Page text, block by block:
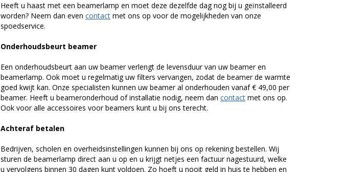
Heeft u haast met een beamerlamp en moet deze dezelfde dag nog bij u geïnstalleerd
worden? Neem dan even contact met ons op voor de mogelijkheden van onze
spoedservice.
Onderhoudsbeurt beamer
Een onderhoudsbeurt aan uw beamer verlengt de levensduur van uw beamer en
beamerlamp. Ook moet u regelmatig uw filters vervangen, zodat de beamer de warmte
goed kwijt kan. Onze specialisten kunnen uw beamer al onderhouden vanaf € 49,00 per
beamer. Heeft u beameronderhoud of installatie nodig, neem dan contact met ons op.
Ook voor alle accessoires voor beamers kunt u bij ons terecht.
Achteraf betalen
Bedrijven, scholen en overheidsinstellingen kunnen bij ons op rekening bestellen. Wij
sturen de beamerlamp direct aan u op en u krijgt netjes een factuur nagestuurd, welke
u vervolgens binnen 30 dagen kunt voldoen. Zo hoeft u nooit geld in huis te hebben en